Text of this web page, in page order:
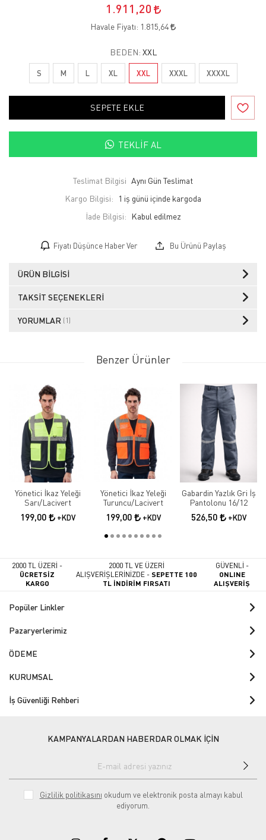
1.911,20
Havale Fiyatı: 1.815,64
BEDEN: XXL
S M L XL XXL XXXL XXXXL
SEPETE EKLE
TEKLIF AL
Teslimat Bilgisi Aynı Gün Teslimat
Kargo Bilgisi:
1 iş günü içinde kargoda
İade Bilgisi:
Fiyatı Düşünce Haber Ver Bu Ürünü Paylaş
ÜRÜN BILGISI
TAKSIT SEÇENEKLERI
YORUMLAR (1)
Benzer Ürünler
Yönetici İkaz Yeleği
Sarı/Lacivert
199,00 +KDV
Yönetici İkaz Yeleği
Turuncu/Lacivert
199,00 +KDV
Gabardin Yazlık Gri İş
Pantolonu 16/12
526,50 +KDV
2000 TL ÜZERİ -
ÜCRETSİZ
KARGO
2000 TL VE ÜZERİ
ALIŞVERİŞLERİNİZDE -SEPETTE 100
TL İNDİRİM FIRSATI
GÜVENLİ -
ONLINE
ALIŞVERİŞ
Popüler Linkler
Pazaryerlerimiz
ÖDEME
KURUMSAL
İş Güvenliği Rehberi
KAMPANYALARDAN HABERDAR OLMAK İÇİN
Gizlilik politikasını okudum ve elektronik posta almayı kabul
ediyorum.